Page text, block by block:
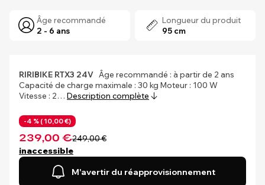
Âge recommandé
2 - 6 ans
Longueur du produit
95 cm
RIRIBIKE RTX3 24V Âge recommandé : à partir de 2 ans
Capacité de charge maximale : 30 kg Moteur : 100 W
Vitesse : 2… Description complète
-4 % ( 10,00 €)
239,00 €249,00 €
inaccessible
M'avertir du réapprovisionnement